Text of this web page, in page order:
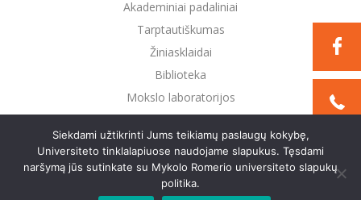
Akademiniai padaliniai
Tarptautiškumas
Žiniasklaidai
Biblioteka
Mokslo laboratorijos
Privatumo politika
©2021 Mykolo Romerio universitetas. Visos teisės
saugomos
Siekdami užtikrinti Jums teikiamų paslaugų kokybę,
Universiteto tinklalapiuose naudojame slapukus. Tęsdami
naršymą jūs sutinkate su Mykolo Romerio universiteto slapukų
politika.